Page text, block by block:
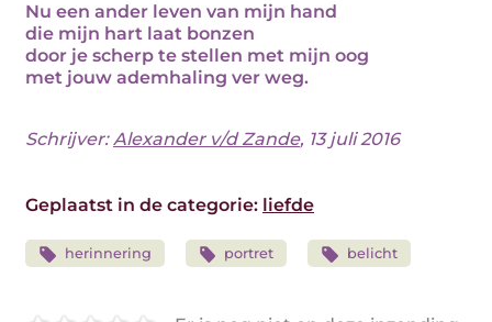
Nu een ander leven van mijn hand
die mijn hart laat bonzen
door je scherp te stellen met mijn oog
met jouw ademhaling ver weg.
Schrijver:Alexander v/d Zande, 13 juli 2016
Geplaatst in de categorie: liefde
herinnering portret belicht